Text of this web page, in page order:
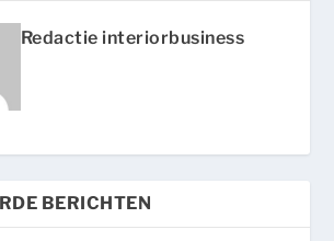
Redactie interiorbusiness
BERICHTEN